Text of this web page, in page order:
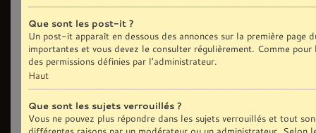
Que sont les post-it ?
Un post-it apparaît en dessous des annonces sur la première
importantes et vous devez le consulter régulièrement. Comme
des permissions définies par l’administrateur.
Haut
Que sont les sujets verrouillés ?
Vous ne pouvez plus répondre dans les sujets verrouillés et tout